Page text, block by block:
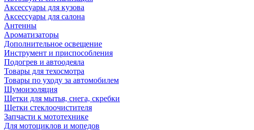
Аксессуары для кузова
Аксессуары для салона
Антенны
Ароматизаторы
Дополнительное освещение
Инструмент и приспособления
Подогрев и автоодеяла
Товары для техосмотра
Товары по уходу за автомобилем
Шумоизоляция
Щетки для мытья, снега, скребки
Щетки стеклоочистителя
Запчасти к мототехнике
Для мотоциклов и мопедов